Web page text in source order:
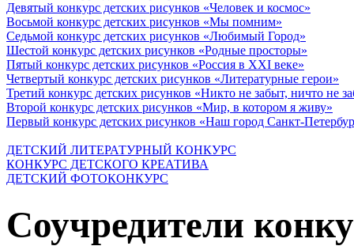
Девятый конкурс детских рисунков «Человек и космос»
Восьмой конкурс детских рисунков «Мы помним»
Седьмой конкурс детских рисунков «Любимый Город»
Шестой конкурс детских рисунков «Родные просторы»
Пятый конкурс детских рисунков «Россия в XXI веке»
Четвертый конкурс детских рисунков «Литературные герои»
Третий конкурс детских рисунков «Никто не забыт, ничто не
Второй конкурс детских рисунков «Мир, в котором я живу»
Первый конкурс детских рисунков «Наш город Санкт-
ДЕТСКИЙ ЛИТЕРАТУРНЫЙ КОНКУРС
КОНКУРС ДЕТСКОГО КРЕАТИВА
ДЕТСКИЙ ФОТОКОНКУРС
Соучредители